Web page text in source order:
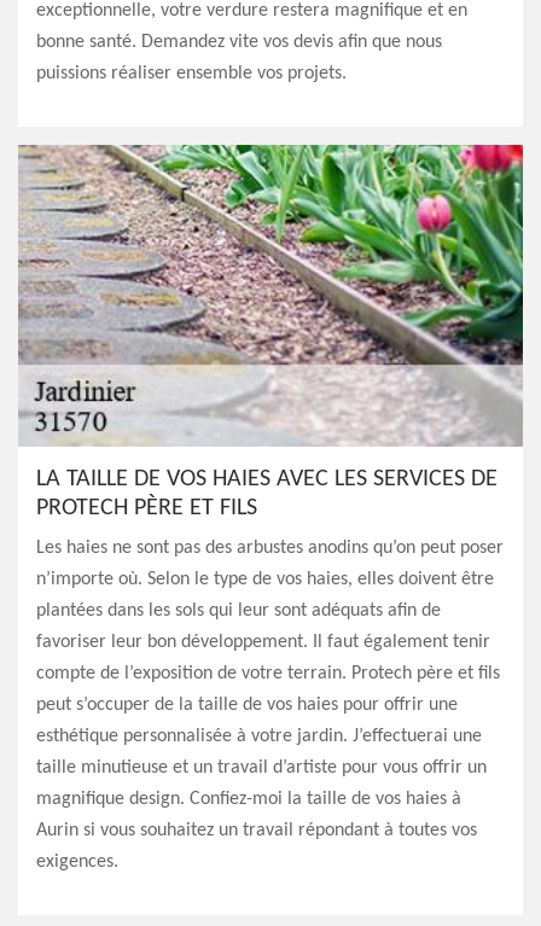
exceptionnelle, votre verdure restera magnifique et en
bonne santé. Demandez vite vos devis afin que nous
puissions réaliser ensemble vos projets.
LA TAILLE DE VOS HAIES AVEC LES SERVICES DE
PROTECH PÈRE ET FILS
Les haies ne sont pas des arbustes anodins qu’on peut poser
n’importe où. Selon le type de vos haies, elles doivent être
plantées dans les sols qui leur sont adéquats afin de
favoriser leur bon développement. Il faut également tenir
compte de l’exposition de votre terrain. Protech père et fils
peut s’occuper de la taille de vos haies pour offrir une
esthétique personnalisée à votre jardin. J’effectuerai une
taille minutieuse et un travail d’artiste pour vous offrir un
magnifique design. Confiez-moi la taille de vos haies à
Aurin si vous souhaitez un travail répondant à toutes vos
exigences.